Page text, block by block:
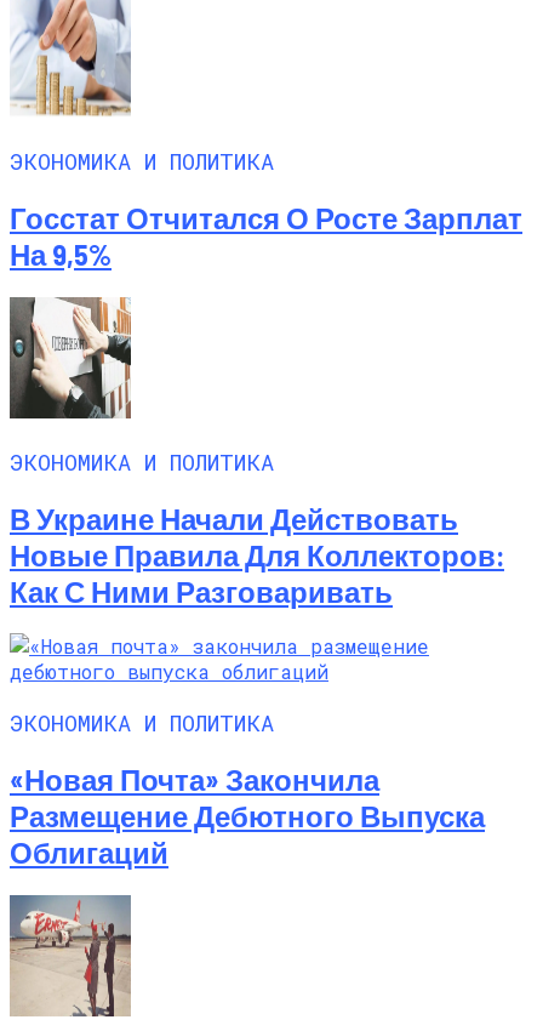
ЭКОНОМИКА И ПОЛИТИКА
Госстат Отчитался О Росте Зарплат
На 9,5%
ЭКОНОМИКА И ПОЛИТИКА
В Украине Начали Действовать
Новые Правила Для Коллекторов:
Как С Ними Разговаривать
ЭКОНОМИКА И ПОЛИТИКА
«Новая Почта» Закончила
Размещение Дебютного Выпуска
Облигаций